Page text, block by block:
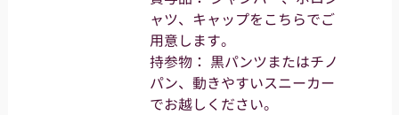
ャツ、キャップをこちらでご
用意します。
持参物： 黒パンツまたはチノ
パン、動きやすいスニーカー
でお越しください。